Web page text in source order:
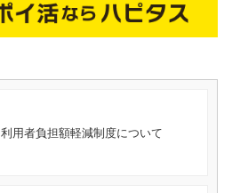
利用者負担額軽減制度について